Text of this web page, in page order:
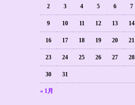
« 1月
2 3 4 5 6 7
9 10 11 12 13 14
16 17 18 19 20 21
23 24 25 26 27 28
30 31